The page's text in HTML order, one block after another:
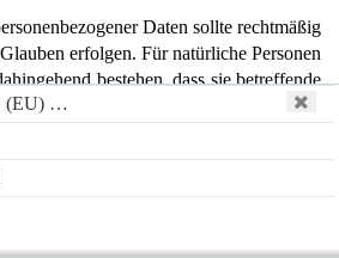
(EU) …
Daten sollte rechtmäßig
erfolgen. Für natürliche Personen
bestehen, dass sie betreffende
Daten erhoben, verwendet, eingesehen
werden und in welchem Umfang
Daten verarbeitet werden und künftig
Der Grundsatz der Transparenz setzt
Informationen und Mitteilungen zur